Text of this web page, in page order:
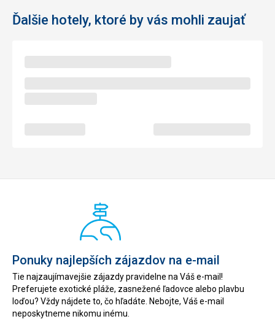
Táto recenzia bola preložená automaticky pomocou
Ďalšie hotely, ktoré by vás mohli zaujať
Ponuky najlepších zájazdov na e-mail
Tie najzaujímavejšie zájazdy pravidelne na Váš e-mail!
Preferujete exotické pláže, zasnežené ľadovce alebo plavbu
loďou? Vždy nájdete to, čo hľadáte. Nebojte, Váš e-mail
neposkytneme nikomu inému.